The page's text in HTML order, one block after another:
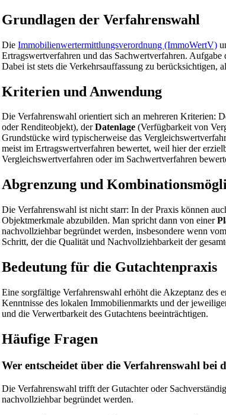
Grundlagen der Verfahrenswahl
Die Immobilienwertermittlungsverordnung (ImmoWertV)
Ertragswertverfahren und das Sachwertverfahren.
Dabei ist stets die Verkehrsauffassung zu
Kriterien und Anwendung
Die Verfahrenswahl orientiert sich an mehreren Kriterien:
oder Renditeobjekt), derDatenlage (Verfügbarkeit von
Grundstücke wird typischerweise das
meist im Ertragswertverfahren bewertet, weil hier der
Vergleichswertverfahren oder im Sachwertverfahren
Abgrenzung und
Die Verfahrenswahl ist nicht starr: In der Praxis können
Objektmerkmale abzubilden. Man spricht dann von einer
nachvollziehbar begründet werden, insbesondere wenn
Schritt, der die Qualität und Nachvollziehbarkeit der
Bedeutung für die Gutachtenpraxis
Eine sorgfältige Verfahrenswahl erhöht die Akzeptanz des
Kenntnisse des lokalen Immobilienmarkts und der
und die Verwertbarkeit des Gutachtens beeinträchtigen.
Häufige Fragen
Wer entscheidet über die Verfahrenswahl bei
Die Verfahrenswahl trifft der Gutachter oder
nachvollziehbar begründet werden.